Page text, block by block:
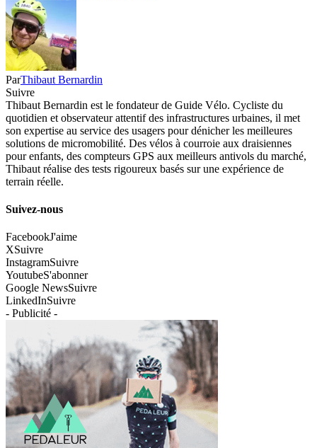
ParThibaut Bernardin
Suivre
Thibaut Bernardin est le fondateur de Guide Vélo. Cycliste du
quotidien et observateur attentif des infrastructures urbaines, il met
son expertise au service des usagers pour dénicher les meilleures
solutions de micromobilité. Des vélos à courroie aux draisiennes
pour enfants, des compteurs GPS aux meilleurs antivols du marché,
Thibaut réalise des tests rigoureux basés sur une expérience de
terrain réelle.
Suivez-nous
FacebookJ'aime
XSuivre
InstagramSuivre
YoutubeS'abonner
Google NewsSuivre
LinkedInSuivre
- Publicité -